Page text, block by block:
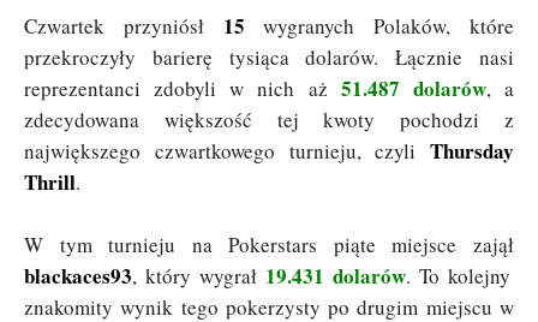
Czwartek przyniósł 15 wygranych Polaków, które
przekroczyły barierę tysiąca dolarów. Łącznie nasi
reprezentanci zdobyli w nich aż 51.487 dolarów, a
zdecydowana większość tej kwoty pochodzi z
największego czwartkowego turnieju, czyli Thursday
Thrill.
W tym turnieju na Pokerstars piąte miejsce zajął
blackaces93, który wygrał 19.431 dolarów. To kolejny
znakomity wynik tego pokerzysty po drugim miejscu w